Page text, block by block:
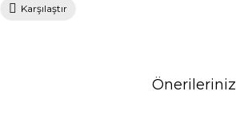
Karşılaştır
Önerileriniz